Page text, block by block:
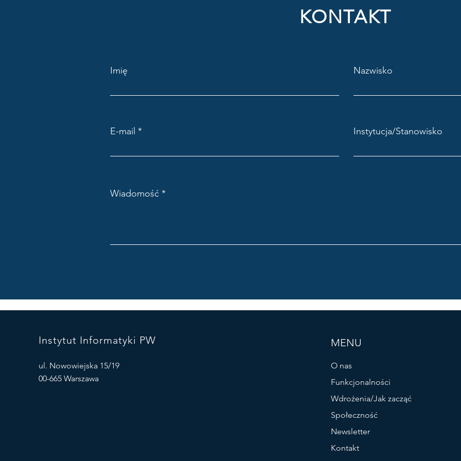
KONTAKT
Imię Nazwisko
E-mail Instytucja/Stanowisko
Wiadomość
Instytut Informatyki PW
ul. Nowowiejska 15/19
00-665 Warszawa
MENU
O nas
Funkcjonalności
Wdrożenia/Jak zacząć
Społeczność
Newsletter
Kontakt